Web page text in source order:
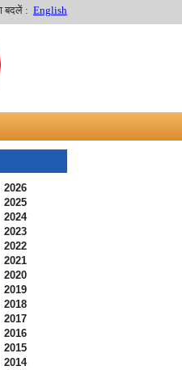
बदलें : English
2026
2025
2024
2023
2022
2021
2020
2019
2018
2017
2016
2015
2014